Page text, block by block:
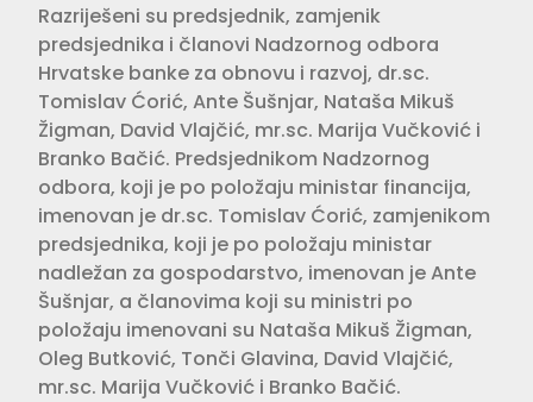
Razriješeni su predsjednik, zamjenik
predsjednika i članovi Nadzornog odbora
Hrvatske banke za obnovu i razvoj, dr.sc.
Tomislav Ćorić, Ante Šušnjar, Nataša Mikuš
Žigman, David Vlajčić, mr.sc. Marija Vučković i
Branko Bačić. Predsjednikom Nadzornog
odbora, koji je po položaju ministar financija,
imenovan je dr.sc. Tomislav Ćorić, zamjenikom
predsjednika, koji je po položaju ministar
nadležan za gospodarstvo, imenovan je Ante
Šušnjar, a članovima koji su ministri po
položaju imenovani su Nataša Mikuš Žigman,
Oleg Butković, Tonči Glavina, David Vlajčić,
mr.sc. Marija Vučković i Branko Bačić.